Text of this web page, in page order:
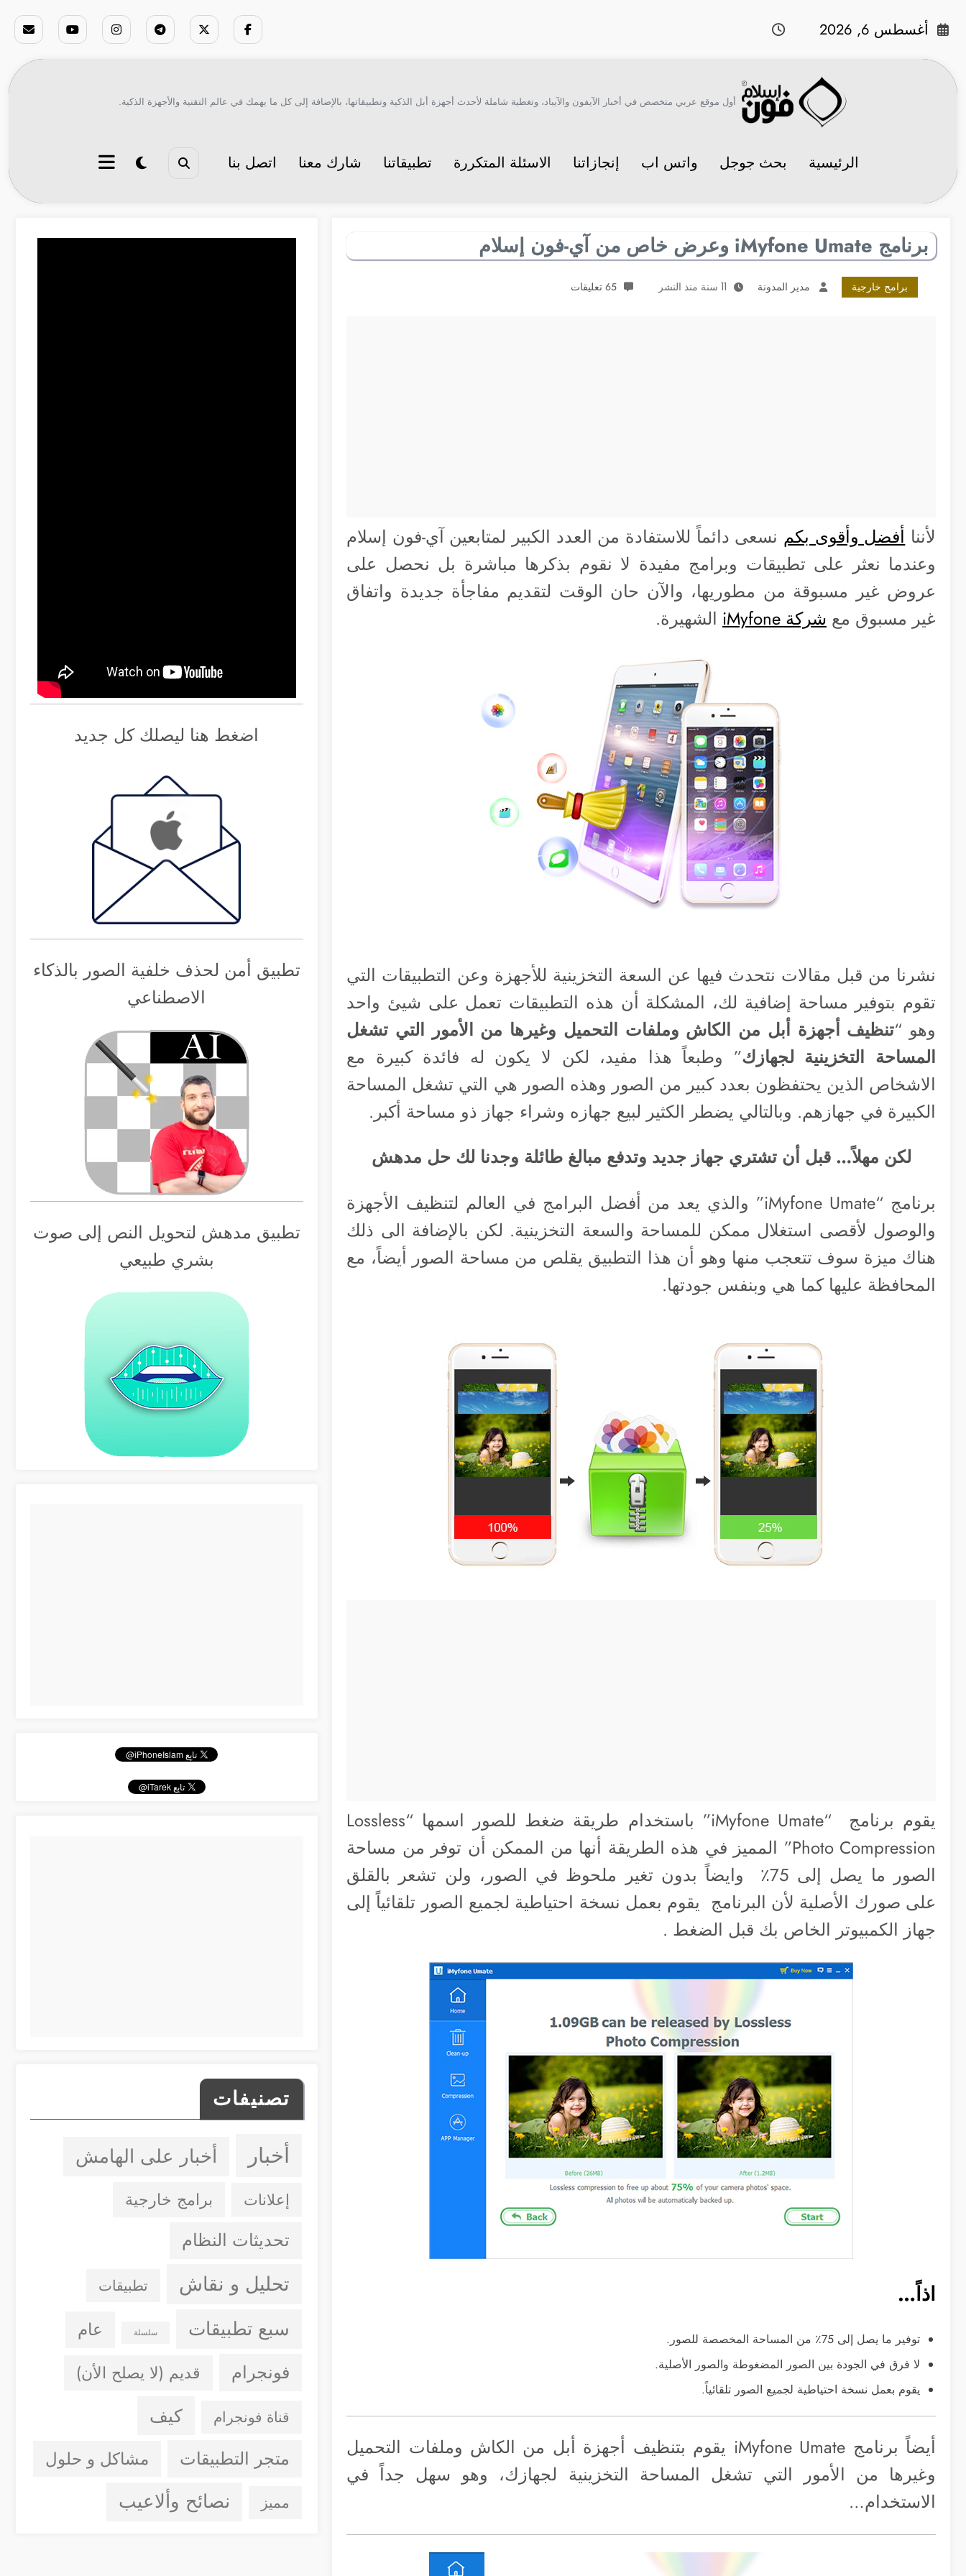
أغسطس 6, 2026
أول موقع عربي متخصص في أخبار الآيفون والآيباد، وتغطية شاملة لأحدث أجهزة أبل الذكية وتطبيقاتها، بالإضافة إلى كل ما يهمك في عالم التقنية والأجهزة الذكية.
الرئيسية بحث جوجل واتس اب إنجازاتنا الاسئلة المتكررة تطبيقاتنا شارك معنا اتصل بنا
برنامج iMyfone Umate وعرض خاص من آي-فون إسلام
برامج خارجية مدير المدونة 11 سنة منذ النشر 65 تعليقات
لأننا أفضل وأقوى بكم نسعى دائماً للاستفادة من العدد الكبير لمتابعين آي-فون إسلام
وعندما نعثر على تطبيقات وبرامج مفيدة لا نقوم بذكرها مباشرة بل نحصل على
عروض غير مسبوقة من مطوريها، والآن حان الوقت لتقديم مفاجأة جديدة واتفاق
غير مسبوق مع شركة iMyfone الشهيرة.
نشرنا من قبل مقالات نتحدث فيها عن السعة التخزينية للأجهزة وعن التطبيقات التي
تقوم بتوفير مساحة إضافية لك، المشكلة أن هذه التطبيقات تعمل على شيئ واحد
وهو “تنظيف أجهزة أبل من الكاش وملفات التحميل وغيرها من الأمور التي تشغل
المساحة التخزينية لجهازك” وطبعاً هذا مفيد، لكن لا يكون له فائدة كبيرة مع
الاشخاص الذين يحتفظون بعدد كبير من الصور وهذه الصور هي التي تشغل المساحة
الكبيرة في جهازهم. وبالتالي يضطر الكثير لبيع جهازه وشراء جهاز ذو مساحة أكبر.
لكن مهلاً… قبل أن تشتري جهاز جديد وتدفع مبالغ طائلة وجدنا لك حل مدهش
برنامج “iMyfone Umate” والذي يعد من أفضل البرامج في العالم لتنظيف الأجهزة
والوصول لأقصى استغلال ممكن للمساحة والسعة التخزينية. لكن بالإضافة الى ذلك
هناك ميزة سوف تتعجب منها وهو أن هذا التطبيق يقلص من مساحة الصور أيضاً، مع
المحافظة عليها كما هي وبنفس جودتها.
يقوم برنامج “iMyfone Umate” باستخدام طريقة ضغط للصور اسمها “Lossless
Photo Compression” المميز في هذه الطريقة أنها من الممكن أن توفر من مساحة
الصور ما يصل إلى 75٪ وايضاً بدون تغير ملحوظ في الصور، ولن تشعر بالقلق
على صورك الأصلية لأن البرنامج يقوم بعمل نسخة احتياطية لجميع الصور تلقائياً إلى
جهاز الكمبيوتر الخاص بك قبل الضغط .
اذاً…
توفير ما يصل إلى 75٪ من المساحة المخصصة للصور.
لا فرق في الجودة بين الصور المضغوطة والصور الأصلية.
يقوم بعمل نسخة احتياطية لجميع الصور تلقائياً.
أيضاً برنامج iMyfone Umate يقوم بتنظيف أجهزة أبل من الكاش وملفات التحميل
وغيرها من الأمور التي تشغل المساحة التخزينية لجهازك، وهو سهل جداً في
الاستخدام…
اضغط هنا ليصلك كل جديد
تطبيق أمن لحذف خلفية الصور بالذكاء
الاصطناعي
تطبيق مدهش لتحويل النص إلى صوت
بشري طبيعي
تصنيفات
أخبار أخبار على الهامش
إعلانات برامج خارجية
تحديثات النظام
تحليل و نقاش تطبيقات
سبع تطبيقات سلسلة عام
فونجرام قديم (لا يصلح الأن)
قناة فونجرام كيف
متجر التطبيقات مشاكل و حلول
مميز نصائح وألاعيب